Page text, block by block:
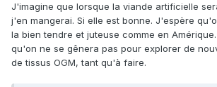
J'imagine que lorsque la viande artificielle
j'en mangerai. Si elle est bonne. J'espère
la bien tendre et juteuse comme en
qu'on ne se gênera pas pour explorer de
de tissus OGM, tant qu'à faire.